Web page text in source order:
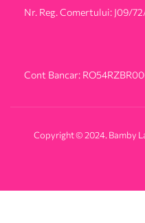
Nr. Reg. Comertului: J09/
Cont Bancar:
Copyright © 2024. Bamby